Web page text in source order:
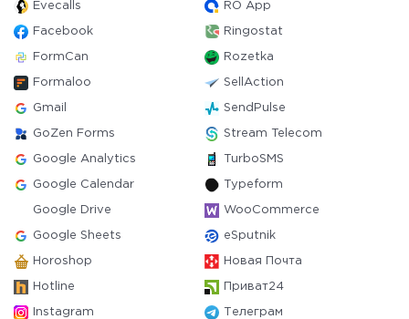
Evecalls RO App
Facebook Ringostat
FormCan Rozetka
Formaloo SellAction
Gmail SendPulse
GoZen Forms Stream Telecom
Google Analytics TurboSMS
Google Calendar Typeform
Google Drive WooCommerce
Google Sheets eSputnik
Horoshop Новая Почта
Hotline Приват24
Instagram Телеграм